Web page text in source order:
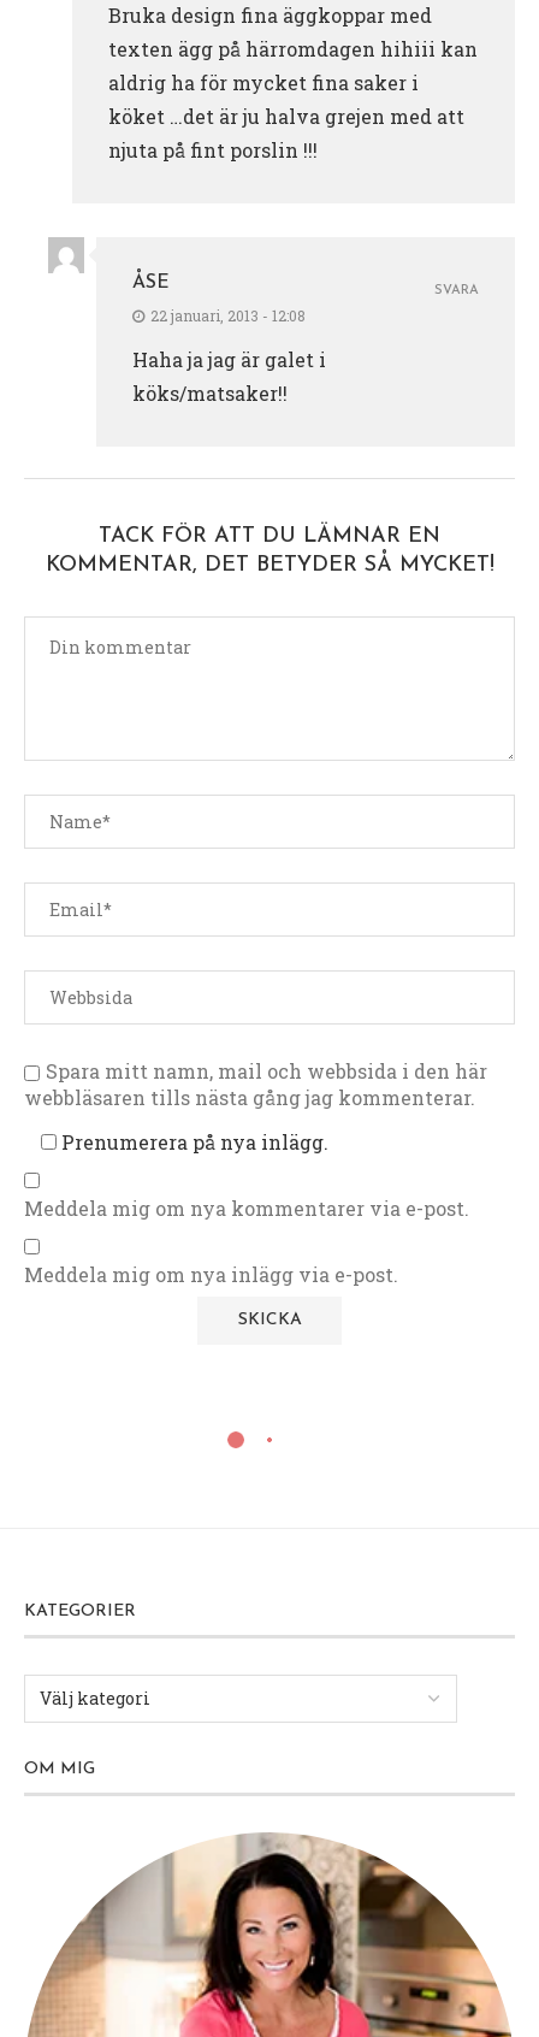
Bruka design fina äggkoppar med
texten ägg på härromdagen hihiii kan
aldrig ha för mycket fina saker i
köket …det är ju halva grejen med att
njuta på fint porslin !!!
ÅSE
22 januari, 2013 - 12:08
Haha ja jag är galet i
köks/matsaker!!
SVARA
TACK FÖR ATT DU LÄMNAR EN
KOMMENTAR, DET BETYDER SÅ MYCKET!
Spara mitt namn, mail och webbsida i den här
webbläsaren tills nästa gång jag kommenterar.
Prenumerera på nya inlägg.
Meddela mig om nya kommentarer via e-post.
Meddela mig om nya inlägg via e-post.
KATEGORIER
OM MIG